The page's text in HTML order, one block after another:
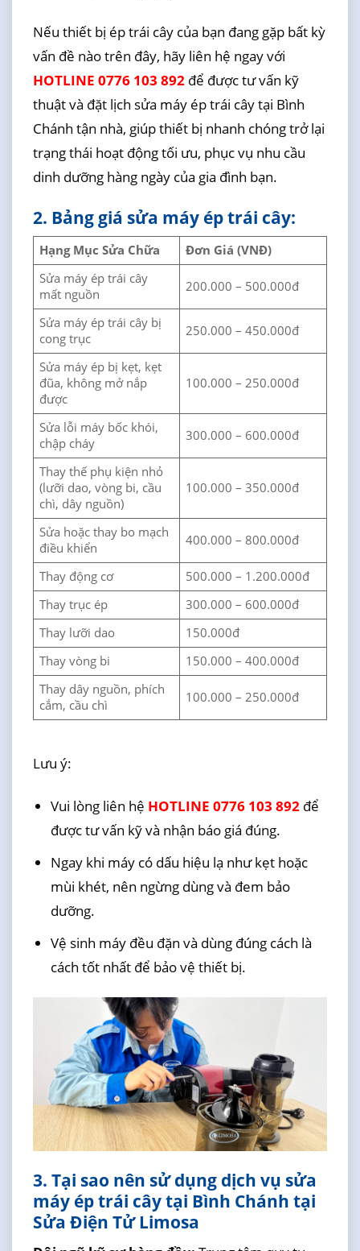
Nếu thiết bị ép trái cây của bạn đang gặp bất kỳ
vấn đề nào trên đây, hãy liên hệ ngay với
HOTLINE 0776 103 892để được tư vấn kỹ
thuật và đặt lịch sửa máy ép trái cây tại Bình
Chánh tận nhà, giúp thiết bị nhanh chóng trở lại
trạng thái hoạt động tối ưu, phục vụ nhu cầu
dinh dưỡng hàng ngày của gia đình bạn.
2. Bảng giá sửa máy ép trái cây:
Hạng Mục Sửa Chữa
Đơn Giá (VNĐ)
Sửa máy ép trái cây
mất nguồn
200.000 – 500.000đ
Sửa máy ép trái cây bị
cong trục
250.000 – 450.000đ
Sửa máy ép bị kẹt, kẹt
đũa, không mở nắp
được
100.000 – 250.000đ
Sửa lỗi máy bốc khói,
chập cháy
300.000 – 600.000đ
Thay thế phụ kiện nhỏ
(lưỡi dao, vòng bi, cầu
chì, dây nguồn)
100.000 – 350.000đ
Sửa hoặc thay bo mạch
điều khiển
400.000 – 800.000đ
Thay động cơ
500.000 – 1.200.000đ
Thay trục ép
300.000 – 600.000đ
Thay lưỡi dao
150.000đ
Thay vòng bi
150.000 – 400.000đ
Thay dây nguồn, phích
cắm, cầu chì
100.000 – 250.000đ
Lưu ý:
Vui lòng liên hệ HOTLINE 0776 103 892để
được tư vấn kỹ và nhận báo giá đúng.
Ngay khi máy có dấu hiệu lạ như kẹt hoặc
mùi khét, nên ngừng dùng và đem bảo
dưỡng.
Vệ sinh máy đều đặn và dùng đúng cách là
cách tốt nhất để bảo vệ thiết bị.
3. Tại sao nên sử dụng dịch vụ sửa
máy ép trái cây tại Bình Chánh tại
Sửa Điện Tử Limosa